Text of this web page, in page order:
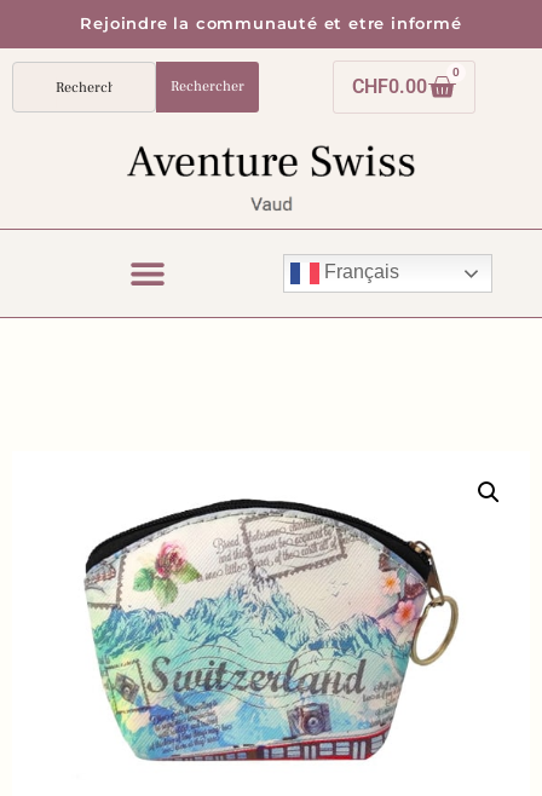
Rejoindre la communauté et etre informé
Rechercher CHF0.00
0
Français